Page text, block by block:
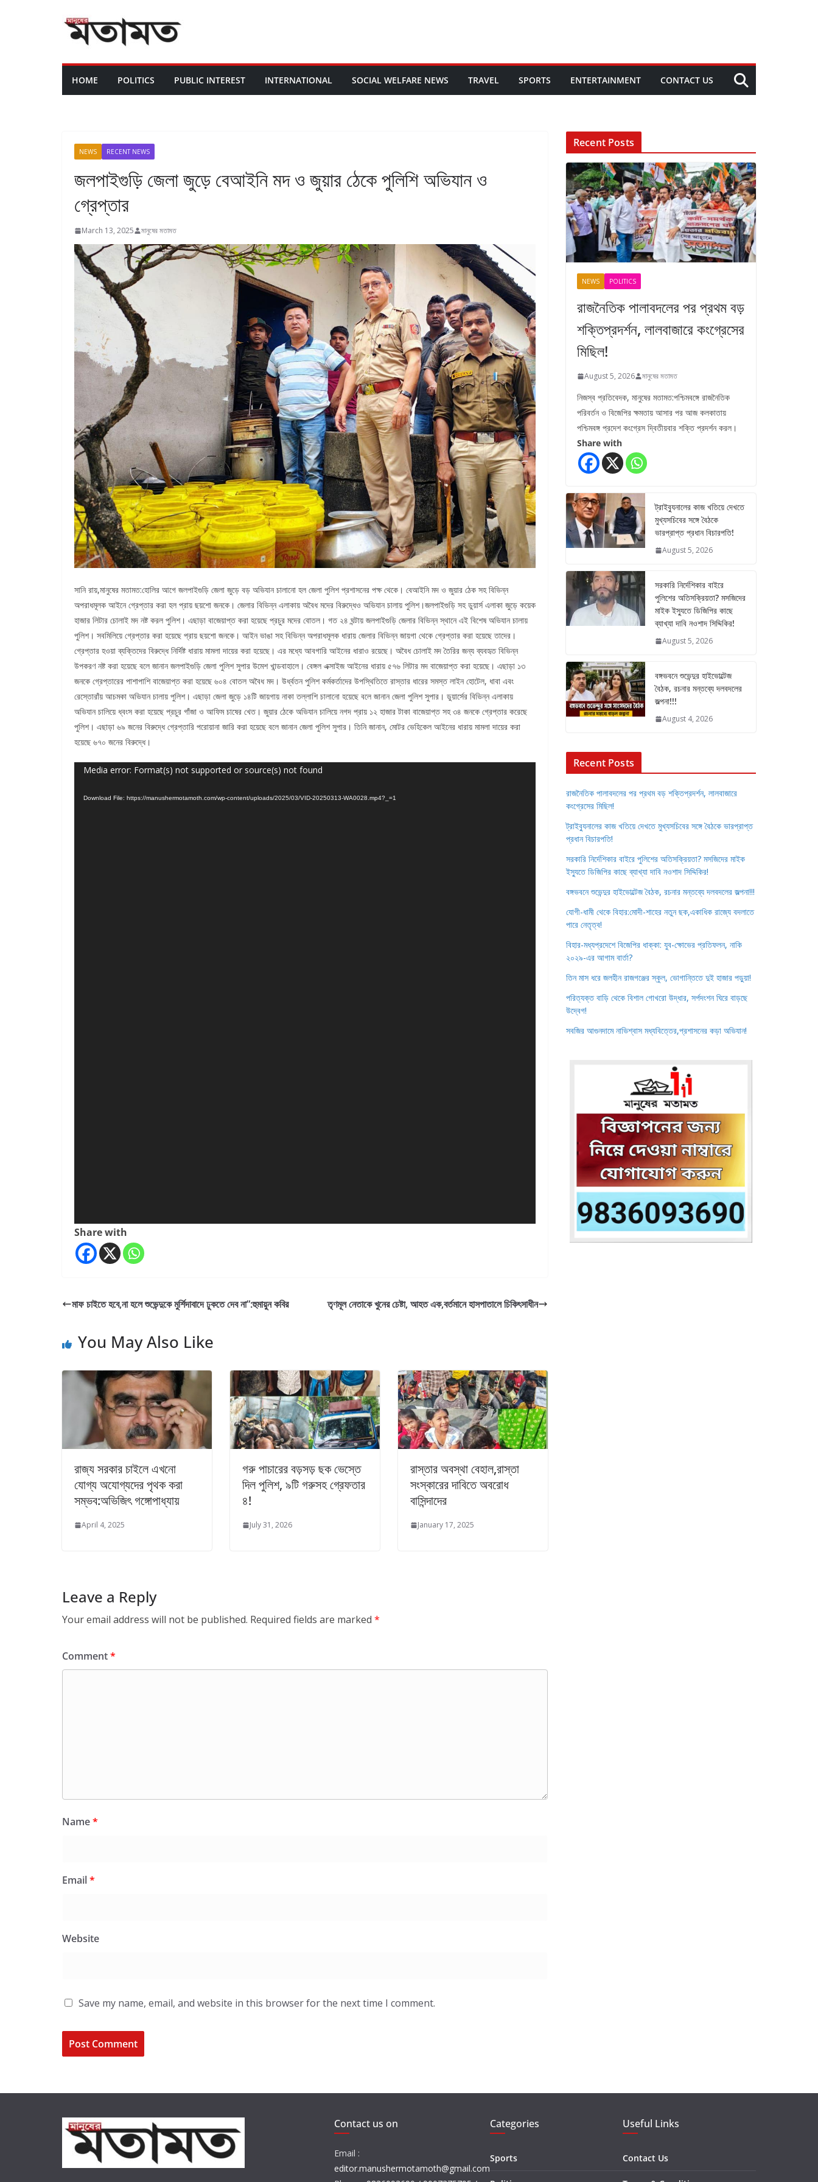
HOME POLITICS PUBLIC INTEREST INTERNATIONAL SOCIAL WELFARE NEWS TRAVEL SPORTS ENTERTAINMENT CONTACT US
NEWS RECENT NEWS
জলপাইগুড়ি জেলা জুড়ে বেআইনি মদ ও জুয়ার ঠেকে পুলিশি অভিযান ও
গ্রেপ্তার
March 13, 2025 মানুষের মতামত
সানি রায়,মানুষের মতামত:হোলির আগে জলপাইগুড়ি জেলা জুড়ে বড় অভিযান চালানো হল জেলা পুলিশ প্রশাসনের পক্ষ থেকে। বেআইনি মদ ও জুয়ার ঠেক‌ সহ বিভিন্ন
অপরাধমূলক আইনে গ্রেপ্তার করা হল প্রায় ছয়শো জনকে। জেলার বিভিন্ন এলাকায় অবৈধ মদের বিরুদ্ধেও অভিযান চালায় পুলিশ।জলপাইগুড়ি সহ ডুয়ার্স এলাকা জুড়ে কয়েক
হাজার লিটার চোলাই মদ নষ্ট করল পুলিশ। এছাড়া বাজেয়াপ্ত করা হয়েছে প্রচুর মদের বোতল। গত ২৪ ঘন্টায় জলপাইগুড়ি জেলার বিভিন্ন স্থানে এই বিশেষ অভিযান চালায়
পুলিশ। সবমিলিয়ে গ্রেপ্তার করা হয়েছে প্রায় ছয়শো জনকে। আইন ভাঙা সহ বিভিন্ন অপরা‌ধমূলক ধারায় জেলার বিভিন্ন জায়গা থেকে গ্রেপ্তার করা হয়েছে তাদের।
গ্রেপ্তার হওয়া‌ ব্যক্তিদের বিরুদ্ধে নির্দিষ্ট ধারায় মামলা দায়ের করা হয়েছে। এর মধ্যে আবগারি আইনের ধারাও রয়েছে। অবৈধ চোলাই মদ তৈরির জন্য ব্যবহৃত বিভিন্ন
উপকরণ নষ্ট করা হয়েছে বলে জানান জলপাইগুড়ি জেলা পুলিশ সুপার উমেশ খান্ডবাহালে। বেঙ্গল এক্সাইজ আইনের ধারায় ৫৭৬ লিটার মদ বাজেয়াপ্ত করা হয়েছে। এছাড়া ১৩
জনকে গ্রেপ্তারের পাশাপাশি বাজেয়াপ্ত করা হয়েছে ৬০৪ বোতল অবৈধ মদ। উর্ধ্বতন পুলিশ কর্মকর্তাদের উপস্থিতিতে রাস্তার ধারের সমস্ত লাইন হোটেল, ধাবা এবং
রেস্তোরাঁয় আচমকা অভিযান চালায় পুলিশ। এছাড়া জেলা জুড়ে ১৪টি জায়গায় নাকা তল্লাশি চালানো হয়েছে বলে জানান জেলা পুলিশ সুপার। ডুয়ার্সের বিভিন্ন এলাকায়
অভিযান চালিয়ে ধ্বংস করা‌ হয়েছে প্রচুর গাঁজা ও আফিম চাষের খেত। জুয়ার ঠেকে অভিযান চালিয়ে নগদ প্রায় ১২ হাজার টাকা বাজেয়াপ্ত সহ ৩৪ জনকে গ্রেপ্তার করেছে
পুলিশ। এছাড়া ৬৯ জনের বিরুদ্ধে গ্রেপ্তারি পরোয়ানা জারি করা হয়েছে বলে জানান জেলা পুলিশ সুপার। তিনি জানান, মোটর ভেহিকেল আইনের ধারায় মামলা দায়ের করা
হয়েছে ৬৭০ জনের বিরুদ্ধে।
Video
Media error: Format(s) not supported or source(s) not found
Download File: https://manushermotamoth.com/wp-content/uploads/2025/03/VID-20250313-WA0028.mp4?_=1
Share with
মাফ চাইতে হবে,না হলে শুভেন্দুকে মুর্শিদাবাদে ঢুকতে দেব না”:হুমায়ুন কবির তৃণমূল নেতাকে খুনের চেষ্টা, আহত এক,বর্তমানে হাসপাতালে চিকিৎসাধীন
You May Also Like
রাজ্য সরকার চাইলে এখনো
যোগ্য অযোগ্যদের পৃথক করা
সম্ভব:অভিজিৎ গঙ্গোপাধ্যায়
April 4, 2025
গরু পাচারের বড়সড় ছক ভেস্তে
দিল পুলিশ, ৯টি গরুসহ গ্রেফতার
৪!
July 31, 2026
রাস্তার অবস্থা বেহাল,রাস্তা
সংস্কারের দাবিতে অবরোধ
বাসিন্দাদের
January 17, 2025
Leave a Reply
Your email address will not be published. Required fields are marked *
Comment*
Name*
Email*
Website
Save my name, email, and website in this browser for the next time I comment.
Recent Posts
NEWS POLITICS
রাজনৈতিক পালাবদলের পর প্রথম বড়
শক্তিপ্রদর্শন, লালবাজারে কংগ্রেসের
মিছিল!
August 5, 2026 মানুষের মতামত
নিজস্ব প্রতিবেদক, মানুষের মতামত:পশ্চিমবঙ্গে রাজনৈতিক
পরিবর্তন ও বিজেপির ক্ষমতায় আসার পর আজ কলকাতায়
পশ্চিমবঙ্গ প্রদেশ কংগ্রেস দ্বিতীয়বার শক্তি প্রদর্শন করল।
Share with
ট্রাইব্যুনালের কাজ খতিয়ে দেখতে
মুখ্যসচিবের সঙ্গে বৈঠকে
ভারপ্রাপ্ত প্রধান বিচারপতি!
August 5, 2026
সরকারি নির্দেশিকার বাইরে
পুলিশের অতিসক্রিয়তা? মসজিদের
মাইক ইস্যুতে ডিজিপির কাছে
ব্যাখ্যা দাবি নওশাদ সিদ্দিকির!
August 5, 2026
বঙ্গভবনে শুভেন্দুর হাইভোল্টেজ
বৈঠক, রচনার মন্তব্যে দলবদলের
জল্পনা!!!
August 4, 2026
Recent Posts
রাজনৈতিক পালাবদলের পর প্রথম বড় শক্তিপ্রদর্শন, লালবাজারে
কংগ্রেসের মিছিল!
ট্রাইব্যুনালের কাজ খতিয়ে দেখতে মুখ্যসচিবের সঙ্গে বৈঠকে ভারপ্রাপ্ত
প্রধান বিচারপতি!
সরকারি নির্দেশিকার বাইরে পুলিশের অতিসক্রিয়তা? মসজিদের মাইক
ইস্যুতে ডিজিপির কাছে ব্যাখ্যা দাবি নওশাদ সিদ্দিকির!
বঙ্গভবনে শুভেন্দুর হাইভোল্টেজ বৈঠক, রচনার মন্তব্যে দলবদলের জল্পনা!!!
যোগী-ধামী থেকে বিহার:মোদী-শাহের নতুন ছক,একাধিক রাজ্যে বদলাতে
পারে নেতৃত্ব!
বিহার-মধ্যপ্রদেশে বিজেপির ধাক্কা: যুব-ক্ষোভের প্রতিফলন, নাকি
২০২৯-এর আগাম বার্তা?
তিন মাস ধরে জলহীন রাজগঞ্জের স্কুল, ভোগান্তিতে দুই হাজার পড়ুয়া!
পরিত্যক্ত বাড়ি থেকে বিশাল গোখরো উদ্ধার, সর্পদংশন ঘিরে বাড়ছে
উদ্বেগ!
সবজির আগুনদামে নাভিশ্বাস মধ্যবিত্তের,প্রশাসনের কড়া অভিযান!
Contact us on
Email :
editor.manushermotamoth@gmail.com
Categories
Sports
Useful Links
Contact Us